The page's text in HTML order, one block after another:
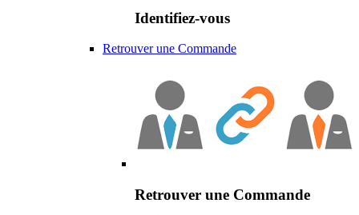
Identifiez-vous
Retrouver une Commande
Retrouver une Commande